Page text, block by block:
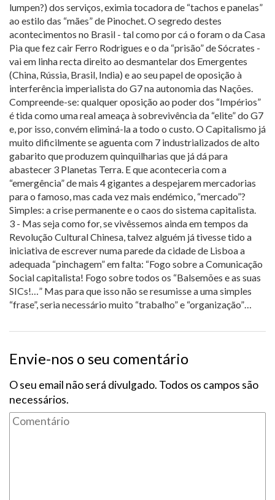
lumpen?) dos serviços, eximia tocadora de “tachos e panelas”
ao estilo das “mães” de Pinochet. O segredo destes
acontecimentos no Brasil - tal como por cá o foram o da Casa
Pia que fez cair Ferro Rodrigues e o da “prisão” de Sócrates -
vai em linha recta direito ao desmantelar dos Emergentes
(China, Rússia, Brasil, India) e ao seu papel de oposição à
interferência imperialista do G7 na autonomia das Nações.
Compreende-se: qualquer oposição ao poder dos “Impérios”
é tida como uma real ameaça à sobrevivência da “elite” do G7
e, por isso, convém eliminá-la a todo o custo. O Capitalismo já
muito dificilmente se aguenta com 7 industrializados de alto
gabarito que produzem quinquilharias que já dá para
abastecer 3 Planetas Terra. E que aconteceria com a
“emergência” de mais 4 gigantes a despejarem mercadorias
para o famoso, mas cada vez mais endémico, “mercado”?
Simples: a crise permanente e o caos do sistema capitalista.
3 - Mas seja como for, se vivêssemos ainda em tempos da
Revolução Cultural Chinesa, talvez alguém já tivesse tido a
iniciativa de escrever numa parede da cidade de Lisboa a
adequada “pinchagem” em falta: “Fogo sobre a Comunicação
Social capitalista! Fogo sobre todos os “Balsemões e as suas
SICs!…” Mas para que isso não se resumisse a uma simples
“frase”, seria necessário muito “trabalho” e “organização”…
Envie-nos o seu comentário
O seu email não será divulgado. Todos os campos são
necessários.